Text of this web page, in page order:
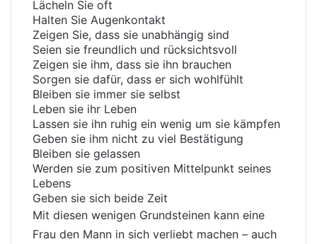
Lächeln Sie oft
Halten Sie Augenkontakt
Zeigen Sie, dass sie unabhängig sind
Seien sie freundlich und rücksichtsvoll
Zeigen sie ihm, dass sie ihn brauchen
Sorgen sie dafür, dass er sich wohlfühlt
Bleiben sie immer sie selbst
Leben sie ihr Leben
Lassen sie ihn ruhig ein wenig um sie kämpfen
Geben sie ihm nicht zu viel Bestätigung
Bleiben sie gelassen
Werden sie zum positiven Mittelpunkt seines
Lebens
Geben sie sich beide Zeit
Mit diesen wenigen Grundsteinen kann eine
Frau den Mann in sich verliebt machen – auch